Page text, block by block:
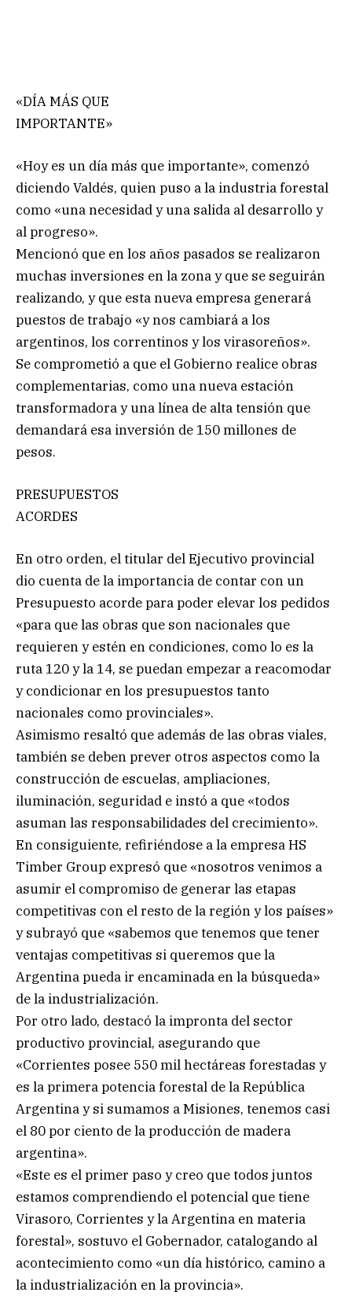
«DÍA MÁS QUE
IMPORTANTE»
«Hoy es un día más que importante», comenzó
diciendo Valdés, quien puso a la industria forestal
como «una necesidad y una salida al desarrollo y
al progreso».
Mencionó que en los años pasados se realizaron
muchas inversiones en la zona y que se seguirán
realizando, y que esta nueva empresa generará
puestos de trabajo «y nos cambiará a los
argentinos, los correntinos y los virasoreños».
Se comprometió a que el Gobierno realice obras
complementarias, como una nueva estación
transformadora y una línea de alta tensión que
demandará esa inversión de 150 millones de
pesos.
PRESUPUESTOS
ACORDES
En otro orden, el titular del Ejecutivo provincial
dio cuenta de la importancia de contar con un
Presupuesto acorde para poder elevar los pedidos
«para que las obras que son nacionales que
requieren y estén en condiciones, como lo es la
ruta 120 y la 14, se puedan empezar a reacomodar
y condicionar en los presupuestos tanto
nacionales como provinciales».
Asimismo resaltó que además de las obras viales,
también se deben prever otros aspectos como la
construcción de escuelas, ampliaciones,
iluminación, seguridad e instó a que «todos
asuman las responsabilidades del crecimiento».
En consiguiente, refiriéndose a la empresa HS
Timber Group expresó que «nosotros venimos a
asumir el compromiso de generar las etapas
competitivas con el resto de la región y los países»
y subrayó que «sabemos que tenemos que tener
ventajas competitivas si queremos que la
Argentina pueda ir encaminada en la búsqueda»
de la industrialización.
Por otro lado, destacó la impronta del sector
productivo provincial, asegurando que
«Corrientes posee 550 mil hectáreas forestadas y
es la primera potencia forestal de la República
Argentina y si sumamos a Misiones, tenemos casi
el 80 por ciento de la producción de madera
argentina».
«Este es el primer paso y creo que todos juntos
estamos comprendiendo el potencial que tiene
Virasoro, Corrientes y la Argentina en materia
forestal», sostuvo el Gobernador, catalogando al
acontecimiento como «un día histórico, camino a
la industrialización en la provincia».